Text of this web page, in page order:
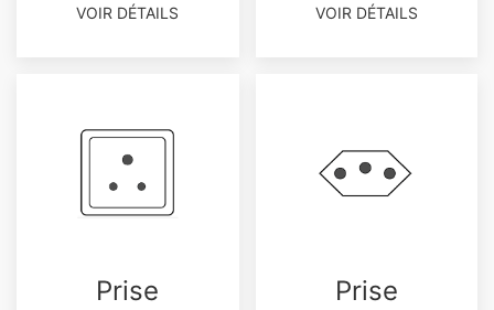
VOIR DÉTAILS VOIR DÉTAILS
Prise
Prise